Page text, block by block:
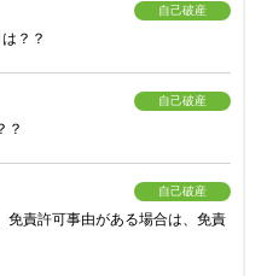
自己破産
？？
自己破産
？
自己破産
免責許可事由がある場合は、免責